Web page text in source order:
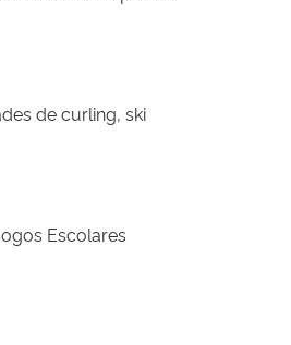
de curling, ski
Escolares